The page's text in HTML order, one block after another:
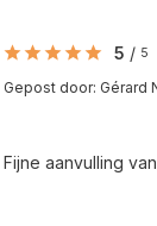
5 / 5
Gepost door: Gérard
Fijne aanvulling